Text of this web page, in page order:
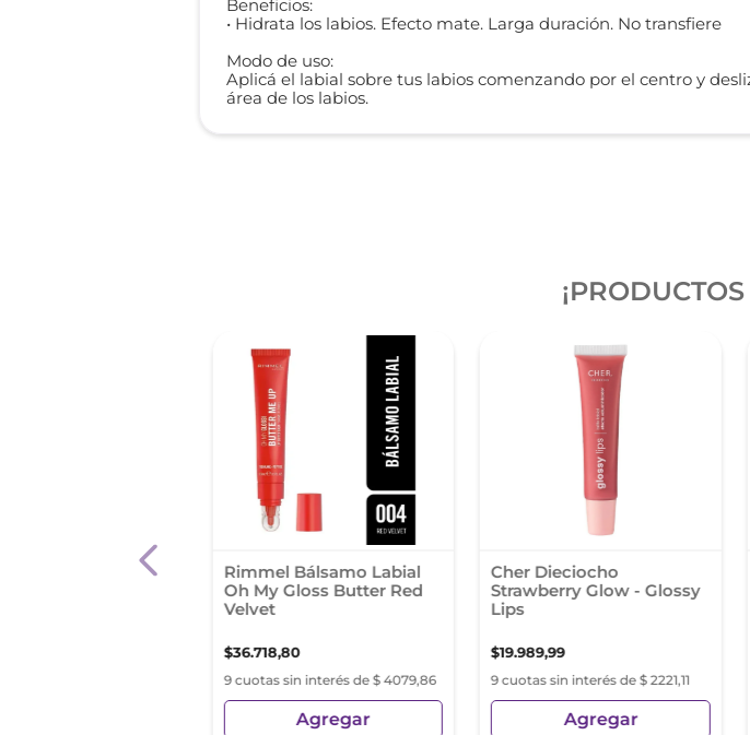
Beneficios:
• Hidrata los labios. Efecto mate. Larga duración. No transfiere
Modo de uso:
Aplicá el labial sobre tus labios comenzando por el centro y
área de los labios.
Rimmel Bálsamo Labial
Oh My Gloss Butter Red
Velvet
$36.718,80
9 cuotas sin interés de $ 4079,86
Agregar
Cher Dieciocho
Strawberry Glow - Glossy
Lips
$19.989,99
9 cuotas sin interés de $ 2221,11
Agregar